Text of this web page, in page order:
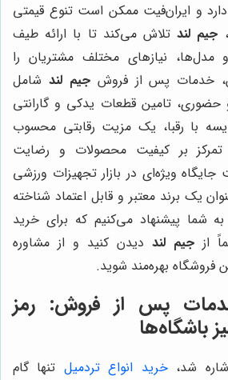
و ایران‌فیت ممکن است تنوع قیمتی
جیم لندتلاش می‌کند تا با ارائه طیف
مدل‌ها، نیازهای مختلف مشتریان را
خدمات پس از فروشجیم لند شامل
حضوری، تامین قطعات یدکی و گارانتی
با رقبا، یک مزیت رقابتی محسوب
بر کیفیت محصولات و رضایت
ویژه‌ای در بازار تجهیزات ورزشی
یک برند معتبر و قابل اعتماد شناخته
شما پیشنهاد می‌کنیم که برای خرید
از جیم لند دیدن کنید و از مشاوره
بهره‌مند شوید.
پس از فروش: رمز
باشگاه‌ها
شد،خرید انواع تردمیل‌ تنها گام